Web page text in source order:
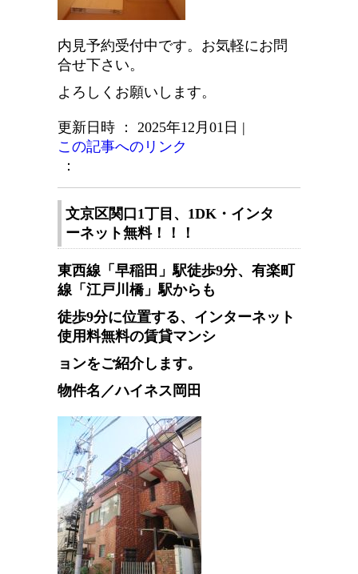
内見予約受付中です。お気軽にお問
合せ下さい。
よろしくお願いします。
更新日時 ： 2025年12月01日 |
この記事へのリンク
：
文京区関口1丁目、1DK・インタ
ーネット無料！！！
東西線「早稲田」駅徒歩9分、有楽町
線「江戸川橋」駅からも
徒歩9分に位置する、インターネット
使用料無料の賃貸マンシ
ョンをご紹介します。
物件名／ハイネス岡田